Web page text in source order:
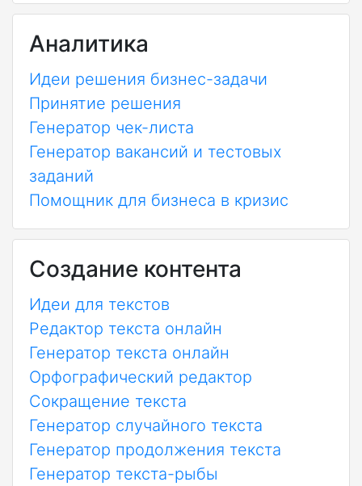
Аналитика
Идеи решения бизнес-задачи
Принятие решения
Генератор чек-листа
Генератор вакансий и тестовых
заданий
Помощник для бизнеса в кризис
Создание контента
Идеи для текстов
Редактор текста онлайн
Генератор текста онлайн
Орфографический редактор
Сокращение текста
Генератор случайного текста
Генератор продолжения текста
Генератор текста-рыбы